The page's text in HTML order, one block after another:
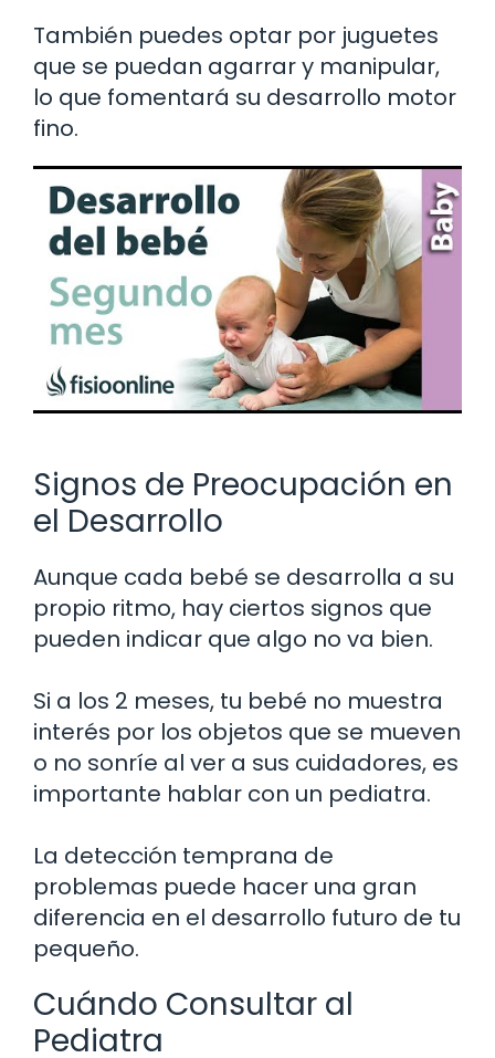
También puedes optar por juguetes
que se puedan agarrar y manipular,
lo que fomentará su desarrollo motor
fino.
Signos de Preocupación en
el Desarrollo
Aunque cada bebé se desarrolla a su
propio ritmo, hay ciertos signos que
pueden indicar que algo no va bien.
Si a los 2 meses, tu bebé no muestra
interés por los objetos que se mueven
o no sonríe al ver a sus cuidadores, es
importante hablar con un pediatra.
La detección temprana de
problemas puede hacer una gran
diferencia en el desarrollo futuro de tu
pequeño.
Cuándo Consultar al
Pediatra